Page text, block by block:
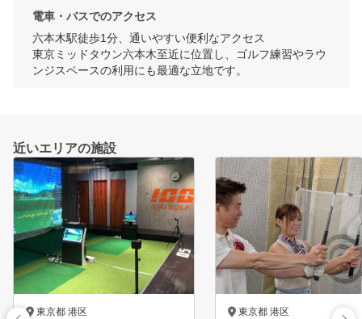
電車・バスでのアクセス
六本木駅徒歩1分、通いやすい便利なアクセス
東京ミッドタウン六本木至近に位置し、ゴルフ練習やラウ
ンジスペースの利用にも最適な立地です。
近いエリアの施設
東京都 港区 東京都 港区